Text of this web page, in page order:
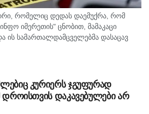
შენობებსა და
განსაზღვრულ
2024 წლის 1-ლი
რომელიც დედას დაემუქრა, რომ
იმერეთის" ცნობით, მამაკაცი
ის სამართალდამცველებმა დასაცავ
ს ინფორმაციით, დაკავებულს
11 პრიმა...
კურიერს ჯგუფურად
დროისთვის დაკავებულები არ